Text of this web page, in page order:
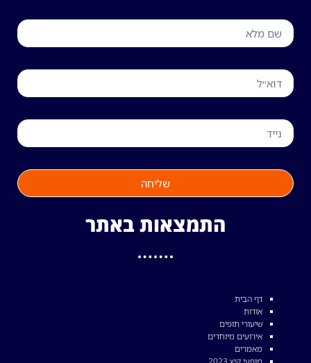
שליחה
התמצאות באתר
דף הבית
אודות
שיעורי תופים
אירועים מיוחדים
מאמרים